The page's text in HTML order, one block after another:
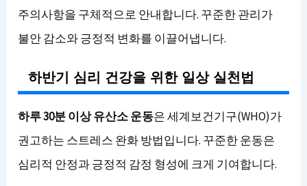
주의사항을 구체적으로 안내합니다. 꾸준한 관리가
불안 감소와 긍정적 변화를 이끌어냅니다.
하반기 심리 건강을 위한 일상 실천법
하루 30분 이상 유산소 운동은 세계보건기구(WHO)가
권고하는 스트레스 완화 방법입니다. 꾸준한 운동은
심리적 안정과 긍정적 감정 형성에 크게 기여합니다.